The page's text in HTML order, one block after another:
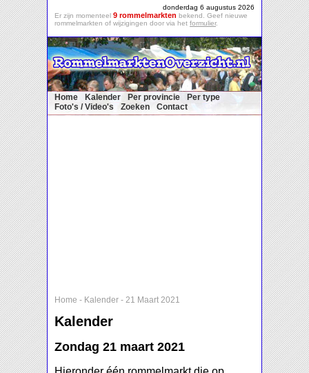
donderdag 6 augustus 2026
Er zijn momenteel 9 rommelmarkten bekend. Geef nieuwe
rommelmarkten of wijzigingen door via het formulier.
Home Kalender Per provincie
Per type
Foto's / Video's
Zoeken Contact
Home - Kalender - 21 Maart 2021
Kalender
Zondag 21 maart 2021